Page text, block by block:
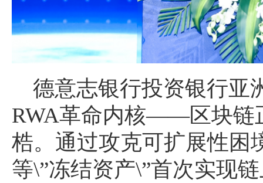
德意志银行投资银行亚
RWA革命内核——区块链
梏。通过攻克可扩展性困
等\”冻结资产\”首次实现